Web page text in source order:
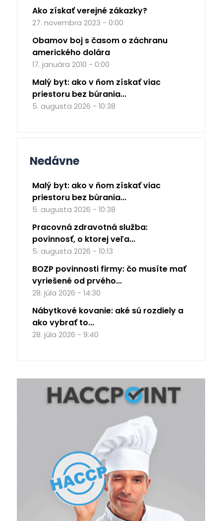
Ako získať verejné zákazky?
27. novembra 2023 - 0:00
Obamov boj s časom o záchranu
amerického dolára
17. januára 2010 - 0:00
Malý byt: ako v ňom získať viac
priestoru bez búrania...
5. augusta 2026 - 10:38
Nedávne
Malý byt: ako v ňom získať viac
priestoru bez búrania...
5. augusta 2026 - 10:38
Pracovná zdravotná služba:
povinnosť, o ktorej veľa...
5. augusta 2026 - 10:13
BOZP povinnosti firmy: čo musíte mať
vyriešené od prvého...
28. júla 2026 - 14:30
Nábytkové kovanie: aké sú rozdiely a
ako vybrať to...
28. júla 2026 - 9:40